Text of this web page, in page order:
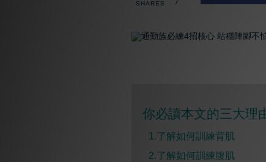
你必讀本文的三大理
1.了解如何訓練背肌
2.了解如何訓練腹肌